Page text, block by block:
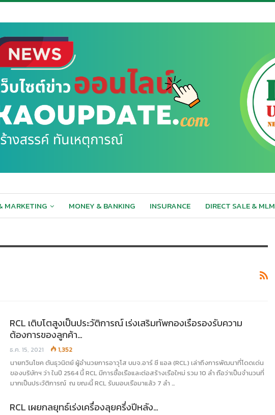
MARKETING MONEY & BANKING INSURANCE DIRECT SALE & MLM
RCL เติบโตสูงเป็นประวัติการณ์ เร่งเสริมทัพกองเรือรองรับความ
ต้องการของลูกค้า…
ธ.ค. 15, 2021 1,352
นายทวินโชค ตันธุวนิตย์ ผู้อำนวยการอาวุโส บมจ.อาร์ ซี แอล (RCL) เล่าถึงการพัฒนาที่โดดเด่น
ของบริษัทฯ ว่า ในปี 2564 นี้ RCL มีการซื้อเรือและต่อสร้างเรือใหม่ รวม 10 ลำ ถือว่าเป็นจำนวนที่
มากเป็นประวัติการณ์ ณ ขณะนี้ RCL รับมอบเรือมาแล้ว 7 ลำ …
RCL เผยกลยุทธ์เร่งเครื่องลุยครึ่งปีหลัง…